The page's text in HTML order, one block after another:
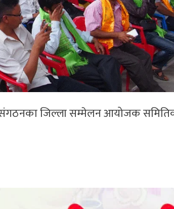
संगठनका जिल्ला सम्मेलन आयोजक